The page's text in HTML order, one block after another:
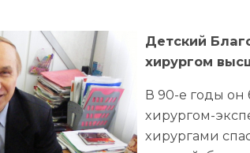
Детский
хирургом
В 90-е годы он
хирургом-
хирургами